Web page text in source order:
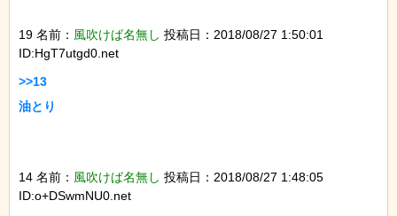
19 名前： 風吹けば名無し 投稿日：2018/08/27 1:50:01
ID:HgT7utgd0.net
>>13
油とり
14 名前： 風吹けば名無し 投稿日：2018/08/27 1:48:05
ID:o+DSwmNU0.net